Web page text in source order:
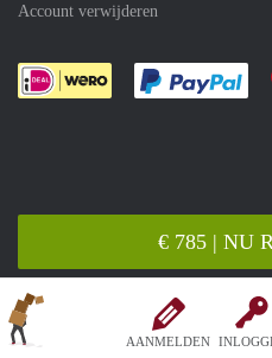
AANMELDEN
€ 785 | NU
Account verwijderen